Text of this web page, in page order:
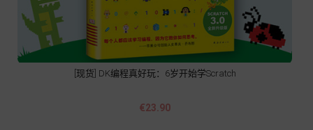
[现货] DK编程真好玩：6岁开始学Scratch
Price
€23.90